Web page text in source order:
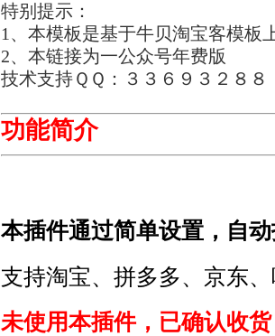
特别提示：
1、本模板是基于牛贝淘宝客模板
2、本链接为一公众号年费版
技术支持ＱＱ：３３６９３２８８
功能简介
本插件通过简单设置，自
支持淘宝、拼多多、京东
未使用本插件，已确认收